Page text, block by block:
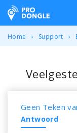
ProDongle
Home Support
Geen Teken
Antwoord